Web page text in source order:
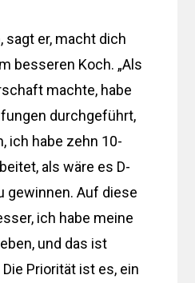
sagt er, macht dich
besseren Koch. „Als
machte, habe
durchgeführt,
ich habe zehn 10-
als wäre es D-
gewinnen. Auf diese
ich habe meine
und das ist
Priorität ist es, ein